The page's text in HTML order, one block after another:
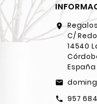
location_on
C/
14540
España
email
call 957